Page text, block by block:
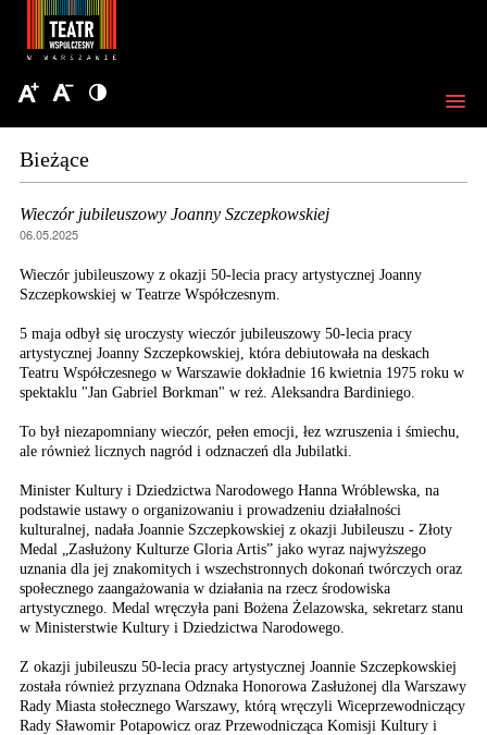
Bieżące
Wieczór jubileuszowy Joanny Szczepkowskiej
06.05.2025
Wieczór jubileuszowy z okazji 50-lecia pracy artystycznej Joanny
Szczepkowskiej w Teatrze Współczesnym.
5 maja odbył się uroczysty wieczór jubileuszowy 50-lecia pracy
artystycznej Joanny Szczepkowskiej, która debiutowała na deskach
Teatru Współczesnego w Warszawie dokładnie 16 kwietnia 1975 roku w
spektaklu "Jan Gabriel Borkman" w reż. Aleksandra Bardiniego.
To był niezapomniany wieczór, pełen emocji, łez wzruszenia i śmiechu,
ale również licznych nagród i odznaczeń dla Jubilatki.
Minister Kultury i Dziedzictwa Narodowego Hanna Wróblewska, na
podstawie ustawy o organizowaniu i prowadzeniu działalności
kulturalnej, nadała Joannie Szczepkowskiej z okazji Jubileuszu - Złoty
Medal „Zasłużony Kulturze Gloria Artis” jako wyraz najwyższego
uznania dla jej znakomitych i wszechstronnych dokonań twórczych oraz
społecznego zaangażowania w działania na rzecz środowiska
artystycznego. Medal wręczyła pani Bożena Żelazowska, sekretarz stanu
w Ministerstwie Kultury i Dziedzictwa Narodowego.
Z okazji jubileuszu 50-lecia pracy artystycznej Joannie Szczepkowskiej
została również przyznana Odznaka Honorowa Zasłużonej dla Warszawy
Rady Miasta stołecznego Warszawy, którą wręczyli Wiceprzewodniczący
Rady Sławomir Potapowicz oraz Przewodnicząca Komisji Kultury i